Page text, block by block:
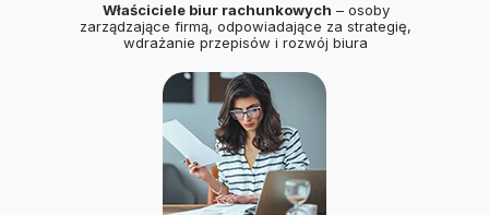
Właściciele biur rachunkowych – osoby
zarządzające firmą, odpowiadające za strategię,
wdrażanie przepisów i rozwój biura